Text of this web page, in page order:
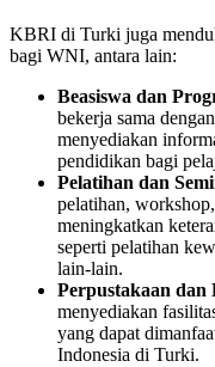
KBRI di Turki juga
bagi WNI, antara lain:
Beasiswa dan
bekerja sama
menyediakan
pendidikan bagi
Pelatihan dan
pelatihan,
meningkatkan
seperti pelatihan
lain-lain.
Perpustakaan dan
menyediakan
yang dapat
Indonesia di Turki.